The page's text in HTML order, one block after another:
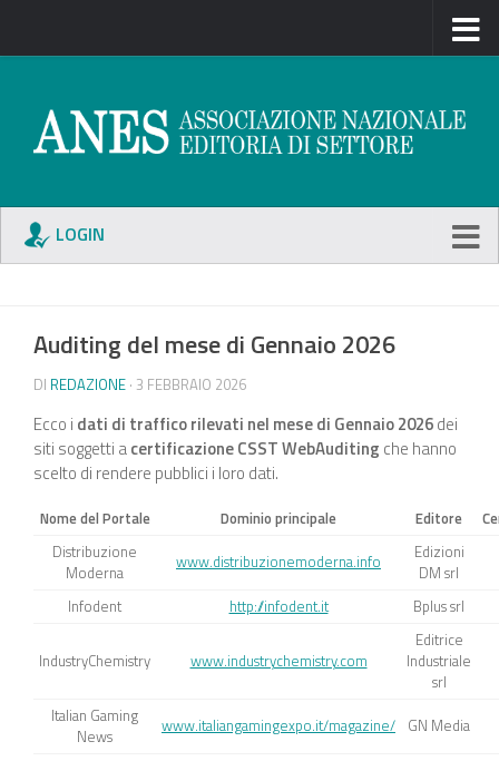
LOGIN
Auditing del mese di Gennaio 2026
DI REDAZIONE · 3 FEBBRAIO 2026
Ecco i dati di traffico rilevati nel mese di Gennaio 2026dei
siti soggetti acertificazione CSST WebAuditing che hanno
scelto di rendere pubblici i loro dati.
Nome del Portale Dominio principale Editore
Distribuzione
Moderna
www.distribuzionemoderna.info
Edizioni
DM srl
Infodent
http://infodent.it Bplus srl
IndustryChemistry www.industrychemistry.com
Editrice
Industriale
srl
Italian Gaming
News
www.italiangamingexpo.it/magazine/ GN Media